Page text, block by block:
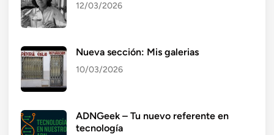
12/03/2026
Nueva sección: Mis galerias
10/03/2026
ADNGeek – Tu nuevo referente en
tecnología